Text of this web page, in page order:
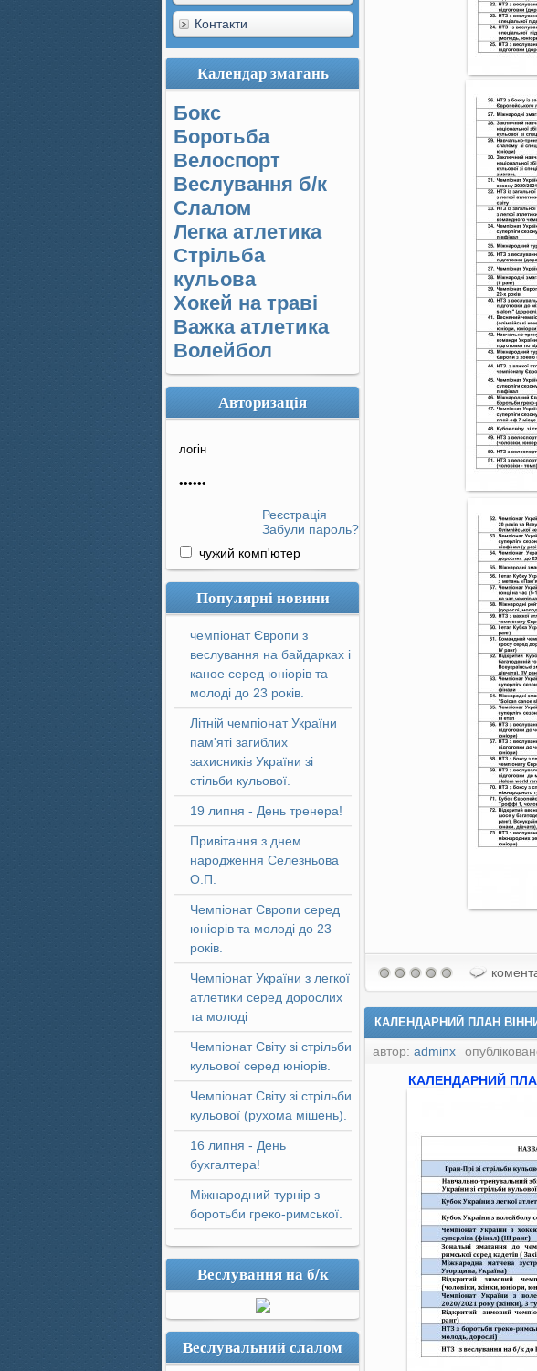
Контакти
Календар змагань
Бокс
Боротьба
Велоспорт
Веслування б/к
Cлалом
Легка атлетика
Стрільба
кульова
Хокей на траві
Важка атлетика
Волейбол
Авторизація
Реєстрація
Забули пароль?
чужий комп'ютер
Популярні новини
чемпіонат Європи з
веслування на байдарках і
каное серед юніорів та
молоді до 23 років.
Літній чемпіонат України
пам'яті загиблих
захисників України зі
стільби кульової.
19 липня - День тренера!
Привітання з днем
народження Селезньова
О.П.
Чемпіонат Європи серед
юніорів та молоді до 23
років.
Чемпіонат України з легкої
атлетики серед дорослих
та молоді
Чемпіонат Світу зі стрільби
кульової серед юніорів.
Чемпіонат Світу зі стрільби
кульової (рухома мішень).
16 липня - День
бухгалтера!
Міжнародний турнір з
боротьби греко-римської.
Веслування на б/к
Веслувальний слалом
КАЛЕНДАРНИЙ ПЛАН
автор: adminx
КАЛЕНДАРНИЙ